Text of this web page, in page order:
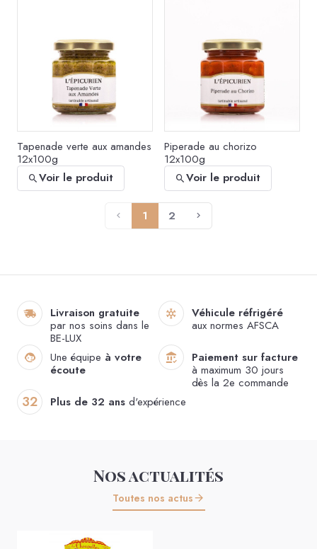
Tapenade verte aux amandes
12x100g
Voir le produit
Piperade au chorizo
12x100g
Voir le produit
1 2
Livraison gratuite
par nos soins dans le
BE-LUX
Véhicule réfrigéré
aux normes AFSCA
Une équipe à votre
écoute
Paiement sur facture
à maximum 30 jours
dès la 2e commande
32 Plus de 32 ans d'expérience
Nos actualités
Toutes nos actus